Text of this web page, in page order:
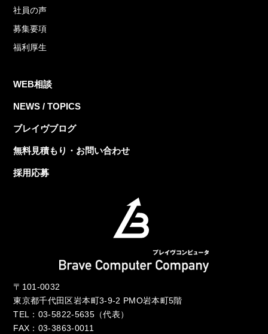
社員の声
募集要項
福利厚生
WEB相談
NEWS / TOPICS
ブレイヴブログ
無料見積もり・お問い合わせ
採用応募
〒101-0032
東京都千代田区岩本町3-9-2 PMO岩本町5階
TEL： 03-5822-5635 （代表）
FAX：03-3863-0011